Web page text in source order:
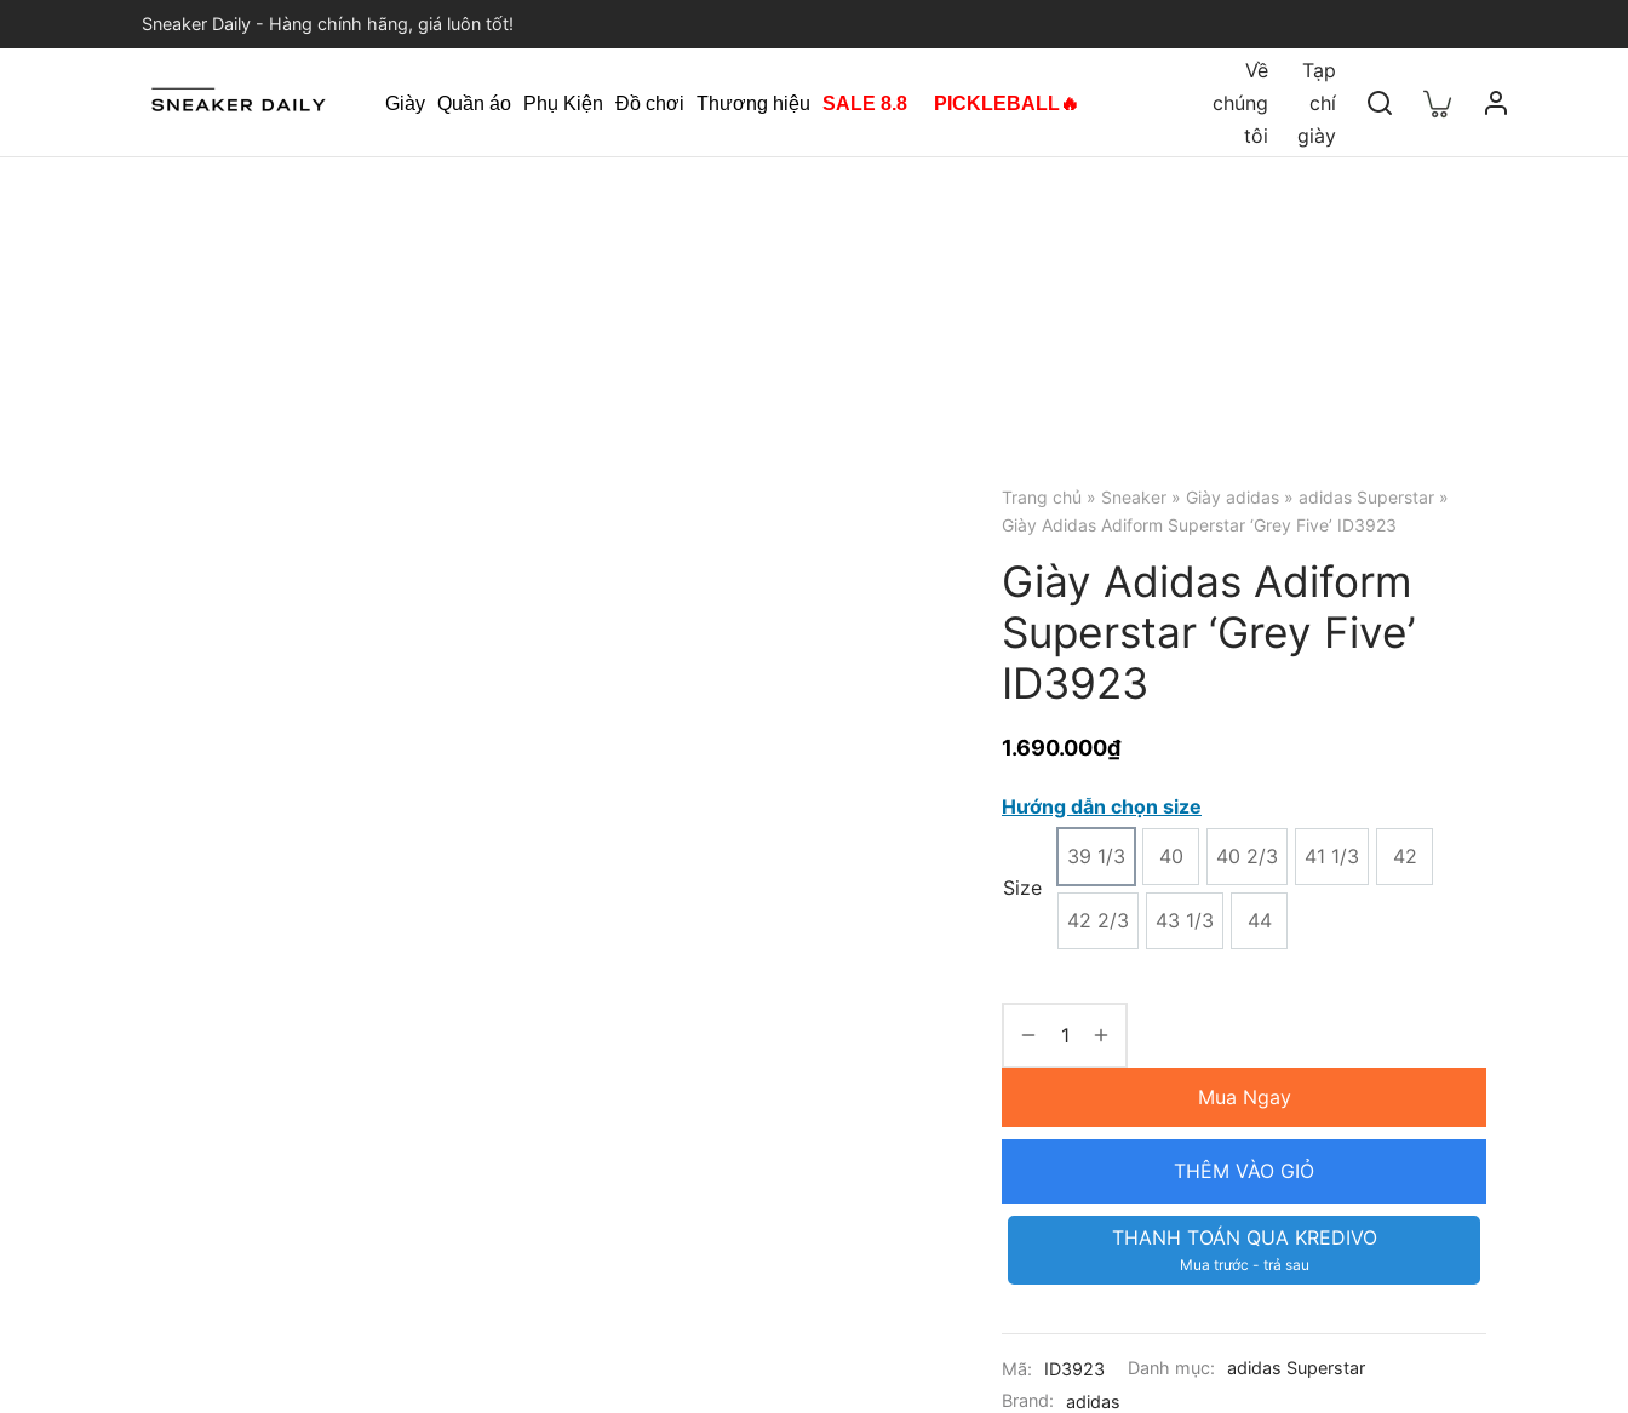
Sneaker Daily - Hàng chính hãng, giá luôn tốt!
Giày Quần áo Phụ Kiện Đồ chơi Thương hiệu SALE 8.8 PICKLEBALL🔥
Về
chúng
tôi
Tạp
chí
giày
Trang chủ » Sneaker » Giày adidas » adidas Superstar »
Giày Adidas Adiform Superstar ‘Grey Five’ ID3923
Giày Adidas Adiform
Superstar ‘Grey Five’
ID3923
1.690.000₫
Hướng dẫn chọn size
Size
39 1/3 40 40 2/3 41 1/3 42
42 2/3 43 1/3 44
Mua Ngay
THÊM VÀO GIỎ
THANH TOÁN QUA KREDIVO
Mua trước - trả sau
Mã: ID3923 Danh mục:
adidas Superstar
Brand:
adidas